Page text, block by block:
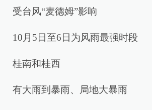
受台风“麦德姆”影响
10月5日至6日为风雨最强时段
桂南和桂西
有大雨到暴雨、局地大暴雨